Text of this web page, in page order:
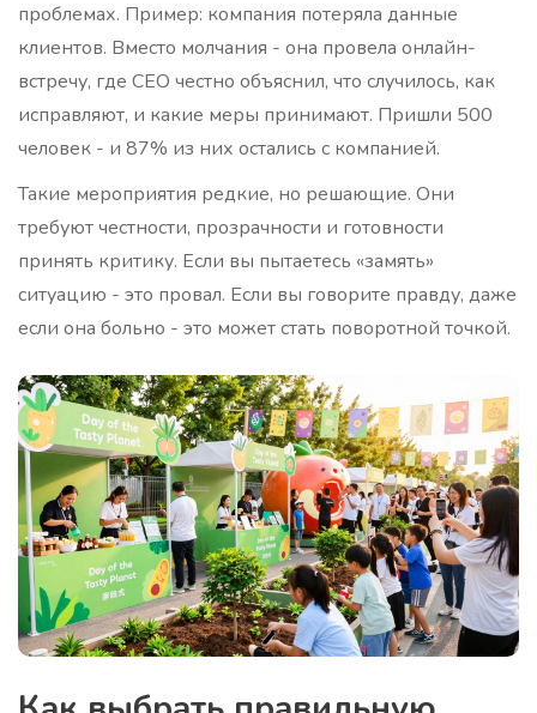
проблемах. Пример: компания потеряла данные
клиентов. Вместо молчания - она провела онлайн-
встречу, где CEO честно объяснил, что случилось, как
исправляют, и какие меры принимают. Пришли 500
человек - и 87% из них остались с компанией.
Такие мероприятия редкие, но решающие. Они
требуют честности, прозрачности и готовности
принять критику. Если вы пытаетесь «замять»
ситуацию - это провал. Если вы говорите правду, даже
если она больно - это может стать поворотной точкой.